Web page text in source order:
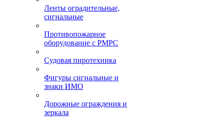
Ленты оградительные,
сигнальные
Противопожарное
оборудование с РМРС
Судовая пиротехника
Фигуры сигнальные и
знаки ИМО
Дорожные ограждения и
зеркала